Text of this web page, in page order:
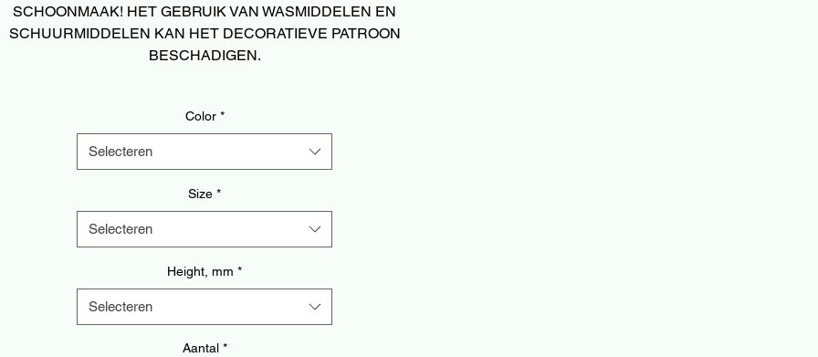
SCHOONMAAK! HET GEBRUIK VAN WASMIDDELEN EN
SCHUURMIDDELEN KAN HET DECORATIEVE PATROON
BESCHADIGEN.
Color *
Selecteren
Size *
Selecteren
Height, mm *
Selecteren
Aantal *